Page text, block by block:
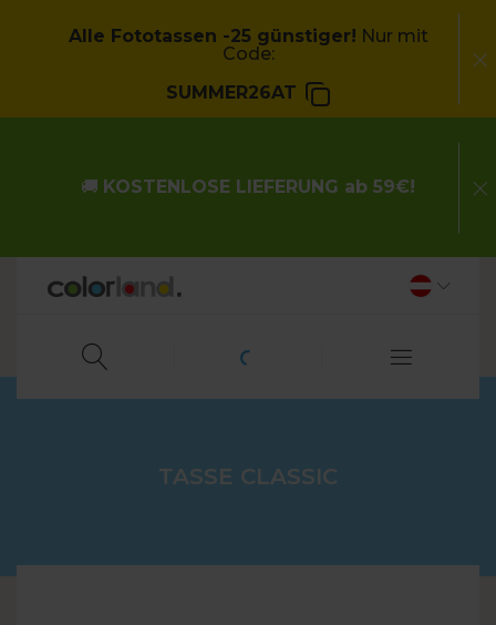
Alle Fototassen -25 günstiger! Nur mit
Code:
SUMMER26AT
🚚 KOSTENLOSE LIEFERUNG ab 59€!
TASSE CLASSIC